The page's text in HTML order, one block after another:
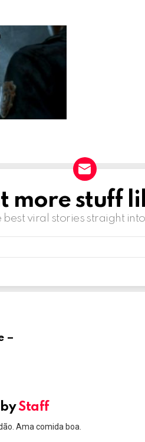
more stuff
best viral stories straight
–
byStaff
Ama comida boa.